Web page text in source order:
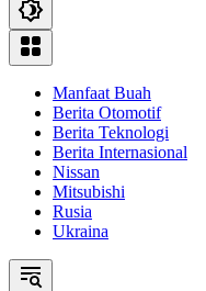
Manfaat Buah
Berita Otomotif
Berita Teknologi
Berita Internasional
Nissan
Mitsubishi
Rusia
Ukraina